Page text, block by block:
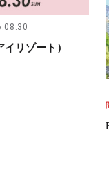
リゾート）